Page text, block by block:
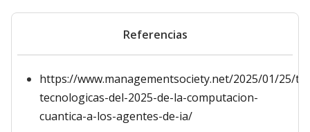
Referencias
https://www.managementsociety.net/2025/01/25/
tecnologicas-del-2025-de-la-computacion-
cuantica-a-los-agentes-de-ia/